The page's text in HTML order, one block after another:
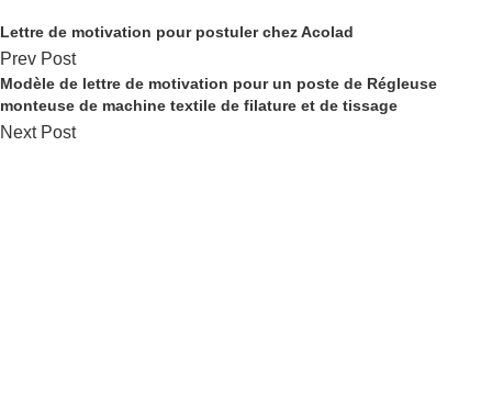
Lettre de motivation pour postuler chez Acolad
Prev Post
Modèle de lettre de motivation pour un poste de Régleuse
monteuse de machine textile de filature et de tissage
Next Post